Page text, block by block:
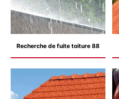
Recherche de fuite toiture 88